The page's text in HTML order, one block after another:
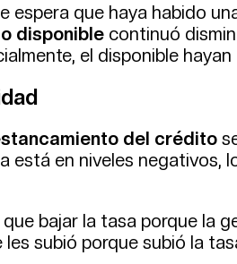
espera que haya habido
disponible continuó
el disponible
del crédito
está en niveles negativos,
que bajar la tasa porque la
subió porque subió la